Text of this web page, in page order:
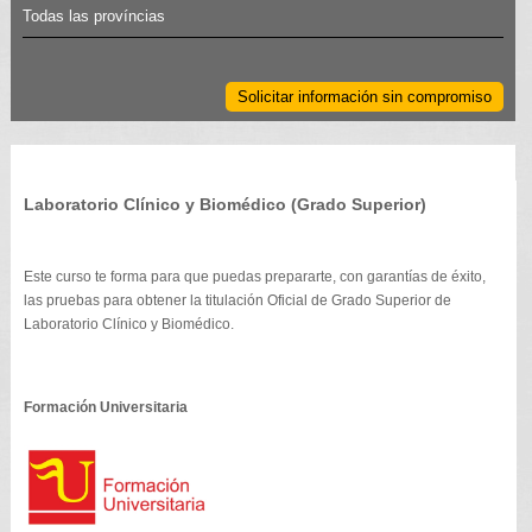
Todas las províncias
Solicitar información sin compromiso
Laboratorio Clínico y Biomédico (Grado Superior)
Este curso te forma para que puedas prepararte, con garantías de éxito,
las pruebas para obtener la titulación Oficial de Grado Superior de
Laboratorio Clínico y Biomédico.
Formación Universitaria